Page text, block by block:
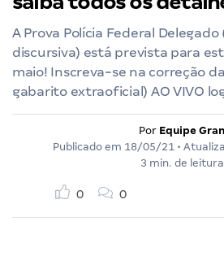
A Prova Polícia Federal
discursiva) está prevista para
maio! Inscreva-se na correção
gabarito extraoficial) AO VIVO
Por Equipe Gran
Publicado em 18/05/21 •
3 min. de leitura
0 0